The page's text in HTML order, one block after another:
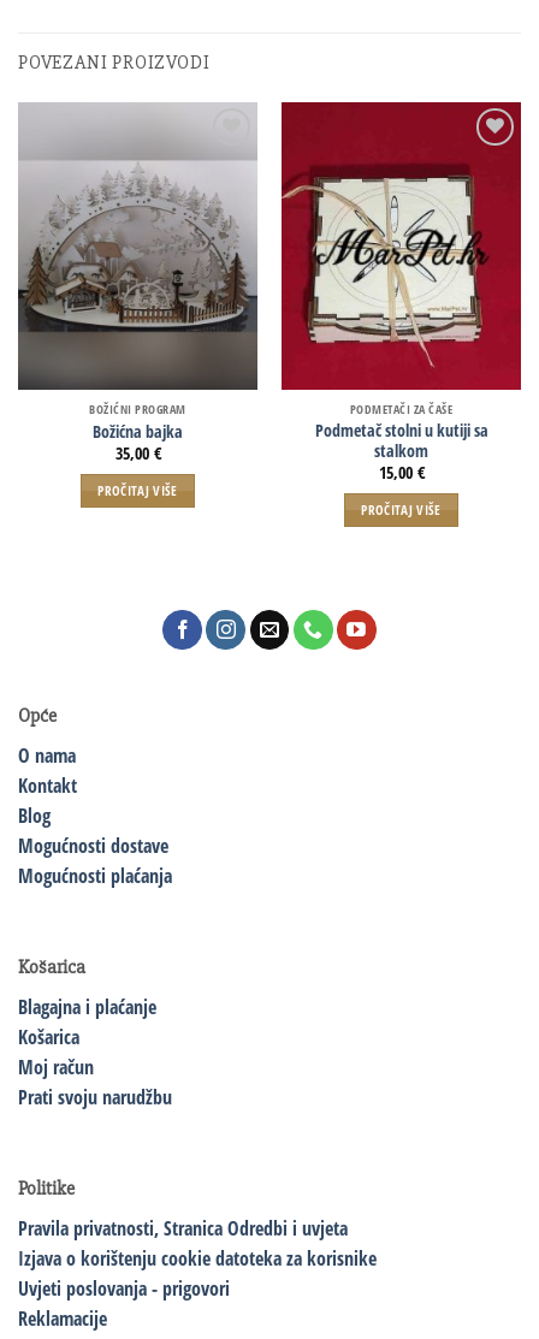
POVEZANI PROIZVODI
BOŽIĆNI PROGRAM
Božićna bajka
35,00 €
PROČITAJ VIŠE
PODMETAČI ZA ČAŠE
Podmetač stolni u kutiji sa
stalkom
15,00 €
PROČITAJ VIŠE
Opće
O nama
Kontakt
Blog
Mogućnosti dostave
Mogućnosti plaćanja
Košarica
Blagajna i plaćanje
Košarica
Moj račun
Prati svoju narudžbu
Politike
Pravila privatnosti,Stranica Odredbi i uvjeta
Izjava o korištenju cookie datoteka za korisnike
Uvjeti poslovanja - prigovori
Reklamacije